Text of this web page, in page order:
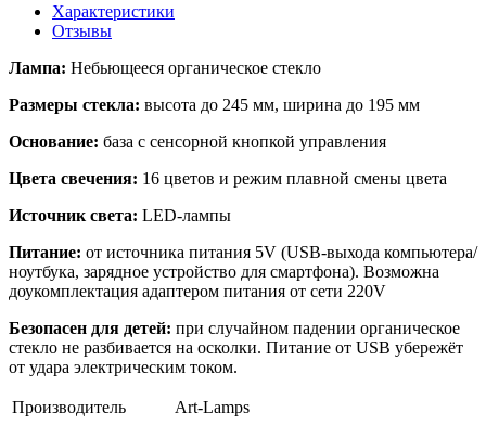
Характеристики
Отзывы
Лампа: Небьющееся органическое стекло
Размеры стекла: высота до 245 мм, ширина до 195 мм
Основание: база с сенсорной кнопкой управления
Цвета свечения: 16 цветов и режим плавной смены цвета
Источник света: LED-лампы
Питание: от источника питания 5V (USB-выхода компьютера/
ноутбука, зарядное устройство для смартфона). Возможна
доукомплектация адаптером питания от сети 220V
Безопасен для детей: при случайном падении органическое
стекло не разбивается на осколки. Питание от USB убережёт
от удара электрическим током.
Производитель
Art-Lamps